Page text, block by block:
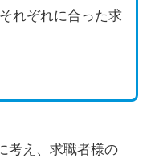
れぞれに合った求
考え、求職者様の